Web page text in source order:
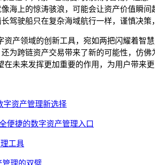
海上的惊涛骇浪，可能会让资产价值瞬
驾驶船只在复杂海域航行一样，谨慎决策
资产领域的创新工具，宛如两把闪耀着智
为跨链资产交易带来了新的可能性，仿
在未来发挥更加重要的作用，为用户带来
字资产管理新选择
便捷的数字资产管理入口
工具
管理的双璧